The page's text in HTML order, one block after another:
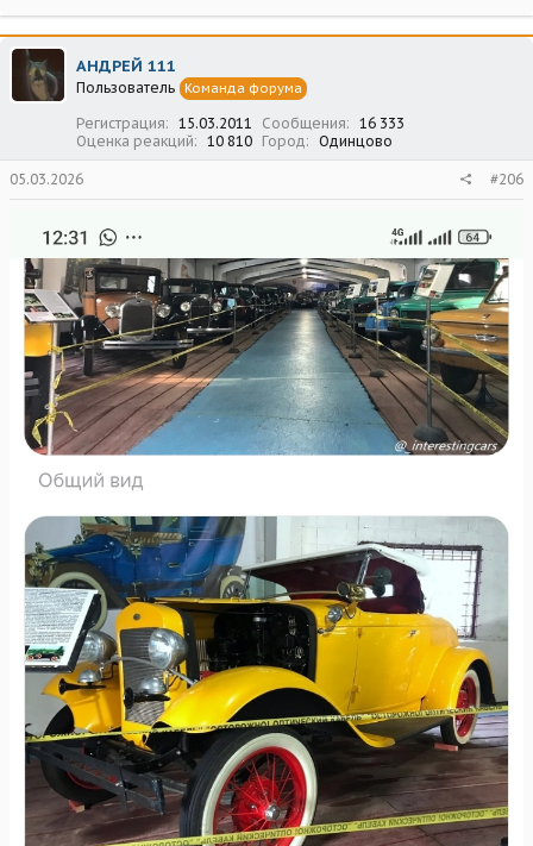
а
к
ц
и
и
АНДРЕЙ 111
Пользователь Команда форума
Регистрация 15.03.2011 Сообщения
16 333
Оценка реакций
10 810 Город Одинцово
05.03.2026 #206